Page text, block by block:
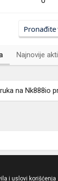
Pronađite
Najnovije
na Nk888io
i uslovi korišćenja